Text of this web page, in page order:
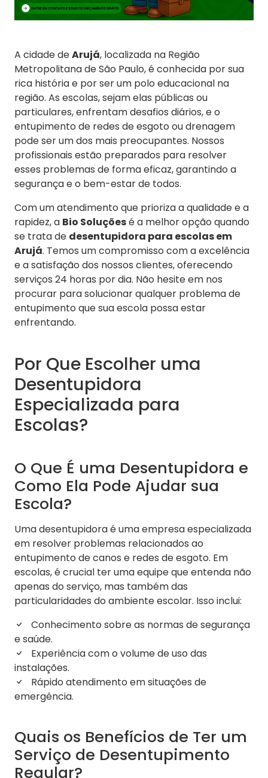
A cidade deArujá, localizada na Região
Metropolitana de São Paulo, é conhecida por sua
rica história e por ser um polo educacional na
região. As escolas, sejam elas públicas ou
particulares, enfrentam desafios diários, e o
entupimento de redes de esgoto ou drenagem
pode ser um dos mais preocupantes. Nossos
profissionais estão preparados para resolver
esses problemas de forma eficaz, garantindo a
segurança e o bem-estar de todos.
Com um atendimento que prioriza a qualidade e a
rapidez, a Bio Soluçõesé a melhor opção quando
se trata de desentupidora para escolas em
Arujá. Temos um compromisso com a excelência
e a satisfação dos nossos clientes, oferecendo
serviços 24 horas por dia. Não hesite em nos
procurar para solucionar qualquer problema de
entupimento que sua escola possa estar
enfrentando.
Por Que Escolher uma
Desentupidora
Especializada para
Escolas?
O Que É uma Desentupidora e
Como Ela Pode Ajudar sua
Escola?
Uma desentupidora é uma empresa especializada
em resolver problemas relacionados ao
entupimento de canos e redes de esgoto. Em
escolas, é crucial ter uma equipe que entenda não
apenas do serviço, mas também das
particularidades do ambiente escolar. Isso inclui:
Conhecimento sobre as normas de segurança
e saúde.
Experiência com o volume de uso das
instalações.
Rápido atendimento em situações de
emergência.
Quais os Benefícios de Ter um
Serviço de Desentupimento
Regular?